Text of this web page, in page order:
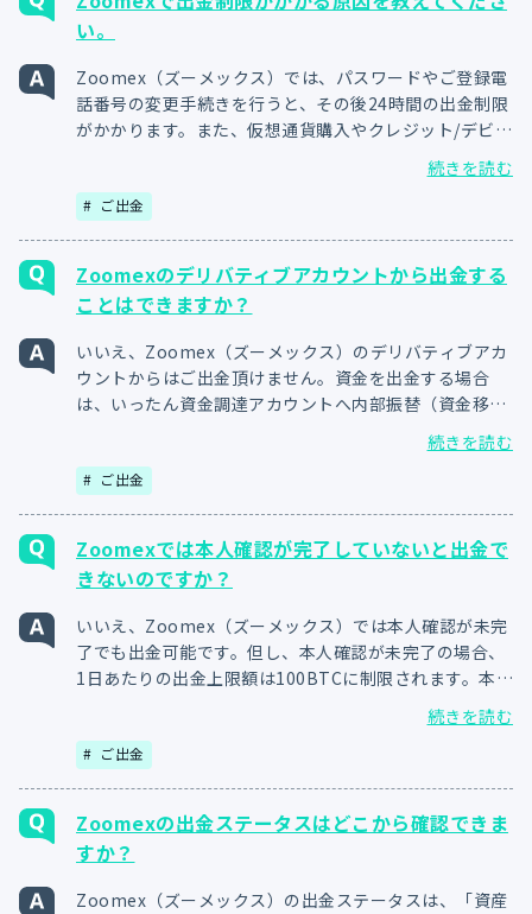
い。
Zoomex（ズーメックス）では、パスワードやご登録電
話番号の変更手続きを行うと、その後24時間の出金制限
がかかります。また、仮想通貨購入やクレジット/デビッ
トカードによる入金をされた場合も、同様の出金制限が
かかります。ご出金の際には、変更手続きや入金手続き
のタイミングにご注意ください。
続きを読む
ご出金
Zoomexのデリバティブアカウントから出金する
ことはできますか？
いいえ、Zoomex（ズーメックス）のデリバティブアカ
ウントからはご出金頂けません。資金を出金する場合
は、いったん資金調達アカウントへ内部振替（資金移
動）を行った上で、ご出金頂く必要がございます。尚、
Zoomex内のアカウント間の内部振替は手数料無料でご
利用頂けます。
続きを読む
ご出金
Zoomexでは本人確認が完了していないと出金で
きないのですか？
いいえ、Zoomex（ズーメックス）では本人確認が未完
了でも出金可能です。但し、本人確認が未完了の場合、
1日あたりの出金上限額は100BTCに制限されます。本人
確認を完了頂くと、出金上限額は200BTCまで引き上げ
られます。口座開設後は速やかに本人確認書類をご提出
頂くことをおすすめします。
続きを読む
ご出金
Zoomexの出金ステータスはどこから確認できま
すか？
Zoomex（ズーメックス）の出金ステータスは、「資産